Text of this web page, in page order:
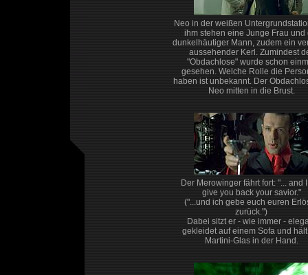
Neo in der weißen
ihm stehen eine Junge Frau und
dunkelhäutiger Mann, zudem ein
aussehender Kerl. Zumindest
"Obdachlose" wurde schon
gesehen. Welche Rolle die
haben ist unbekannt. Der
Neo mitten in die Brust.
Der Merowinger fährt fort: "... and
give you back your savior."
("...und ich gebe euch euren
zurück.")
Dabei sitzt er - wie immer -
gekleidet auf einem Sofa und
Martini-Glas in der Hand.